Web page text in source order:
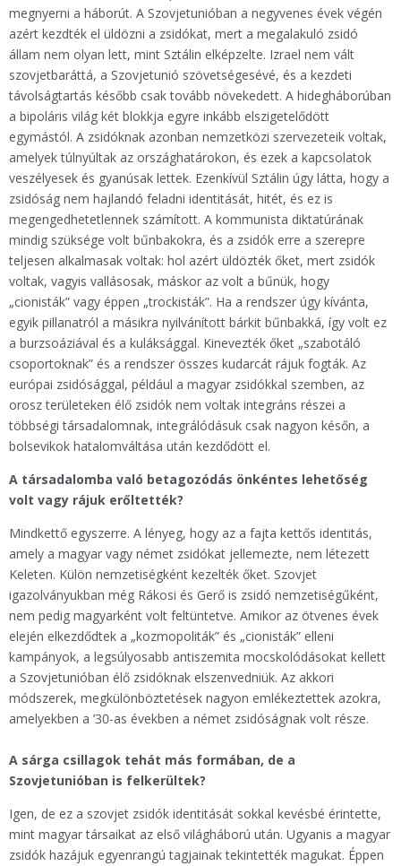
megnyerni a háborút. A Szovjetunióban a negyvenes évek végén
azért kezdték el üldözni a zsidókat, mert a megalakuló zsidó
állam nem olyan lett, mint Sztálin elképzelte. Izrael nem vált
szovjetbaráttá, a Szovjetunió szövetségesévé, és a kezdeti
távolságtartás később csak tovább növekedett. A hidegháborúban
a bipoláris világ két blokkja egyre inkább elszigetelődött
egymástól. A zsidóknak azonban nemzetközi szervezeteik voltak,
amelyek túlnyúltak az országhatárokon, és ezek a kapcsolatok
veszélyesek és gyanúsak lettek. Ezenkívül Sztálin úgy látta, hogy a
zsidóság nem hajlandó feladni identitását, hitét, és ez is
megengedhetetlennek számított. A kommunista diktatúrának
mindig szüksége volt bűnbakokra, és a zsidók erre a szerepre
teljesen alkalmasak voltak: hol azért üldözték őket, mert zsidók
voltak, vagyis vallásosak, máskor az volt a bűnük, hogy
„cionisták” vagy éppen „trockisták”. Ha a rendszer úgy kívánta,
egyik pillanatról a másikra nyilvánított bárkit bűnbakká, így volt ez
a burzsoáziával és a kuláksággal. Kinevezték őket „szabotáló
csoportoknak” és a rendszer összes kudarcát rájuk fogták. Az
európai zsidósággal, például a magyar zsidókkal szemben, az
orosz területeken élő zsidók nem voltak integráns részei a
többségi társadalomnak, integrálódásuk csak nagyon későn, a
bolsevikok hatalomváltása után kezdődött el.
A társadalomba való betagozódás önkéntes lehetőség
volt vagy rájuk erőltették?
Mindkettő egyszerre. A lényeg, hogy az a fajta kettős identitás,
amely a magyar vagy német zsidókat jellemezte, nem létezett
Keleten. Külön nemzetiségként kezelték őket. Szovjet
igazolványukban még Rákosi és Gerő is zsidó nemzetiségűként,
nem pedig magyarként volt feltüntetve. Amikor az ötvenes évek
elején elkezdődtek a „kozmopoliták” és „cionisták” elleni
kampányok, a legsúlyosabb antiszemita mocskolódásokat kellett
a Szovjetunióban élő zsidóknak elszenvedniük. Az akkori
módszerek, megkülönböztetések nagyon emlékeztettek azokra,
amelyekben a ’30-as években a német zsidóságnak volt része.
A sárga csillagok tehát más formában, de a
Szovjetunióban is felkerültek?
Igen, de ez a szovjet zsidók identitását sokkal kevésbé érintette,
mint magyar társaikat az első világháború után. Ugyanis a magyar
zsidók hazájuk egyenrangú tagjainak tekintették magukat. Éppen